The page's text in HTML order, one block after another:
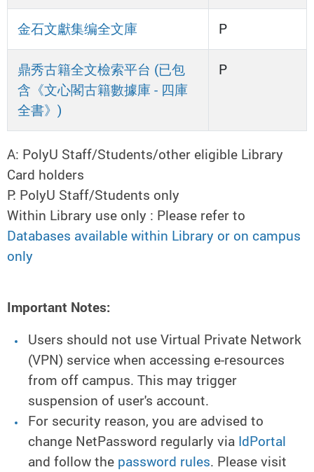
金石文獻集编全文庫 P
鼎秀古籍全文檢索平台 (已包
含《文心閣古籍數據庫 - 四庫
全書》)
P
A: PolyU Staff/Students/other eligible Library
Card holders
P: PolyU Staff/Students only
Within Library use only : Please refer to
Databases available within Library or on campus
only
Important Notes:
Users should not use Virtual Private Network
(VPN) service when accessing e-resources
from off campus. This may trigger
suspension of user's account.
For security reason, you are advised to
change NetPassword regularly via IdPortal
and follow the password rules. Please visit